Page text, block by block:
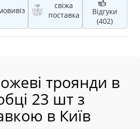
свіжа
поставка
Відгуки
(402)
троянди в
23 шт з
в Київ